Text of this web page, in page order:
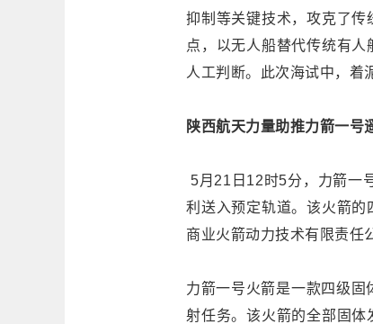
抑制等关键技术，攻克了
点，以无人船替代传统有
人工判断。此次海试中，着
陕西航天力量助推力箭一号
5月21日12时5分，力箭一
利送入预定轨道。该火箭
商业火箭动力技术有限责任
力箭一号火箭是一款四级
射任务。该火箭的全部固